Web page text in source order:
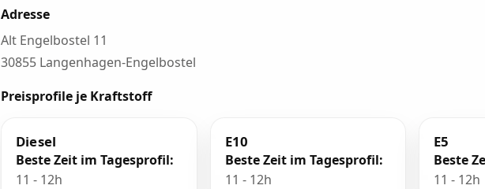
Adresse
Alt Engelbostel 11
30855 Langenhagen-Engelbostel
Preisprofile je Kraftstoff
Diesel
Beste Zeit im Tagesprofil:
11 - 12h
E10
Beste Zeit im Tagesprofil:
11 - 12h
E5
Beste
11 - 12h